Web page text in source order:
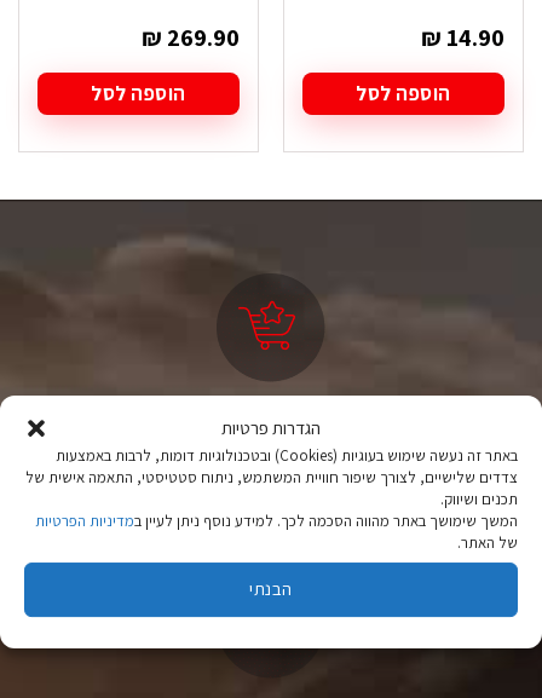
הגדרות פרטיות
באתר זה נעשה שימוש בעוגיות (Cookies) ובטכנולוגיות דומות, לרבות באמצעות
צדדים שלישיים, לצורך שיפור חוויית המשתמש, ניתוח סטטיסטי, התאמה אישית של
תכנים ושיווק.
המשך שימושך באתר מהווה הסכמה לכך. למידע נוסף ניתן לעיין במדיניות הפרטיות
של האתר.
הבנתי
₪ 14.90
הוספה לסל
₪ 269.90
הוספה לסל
ציוד טיולים
מהיבואן לצרכן
יבוא ישיר לצד מותגים מובילים במחירים ללא תחרות.